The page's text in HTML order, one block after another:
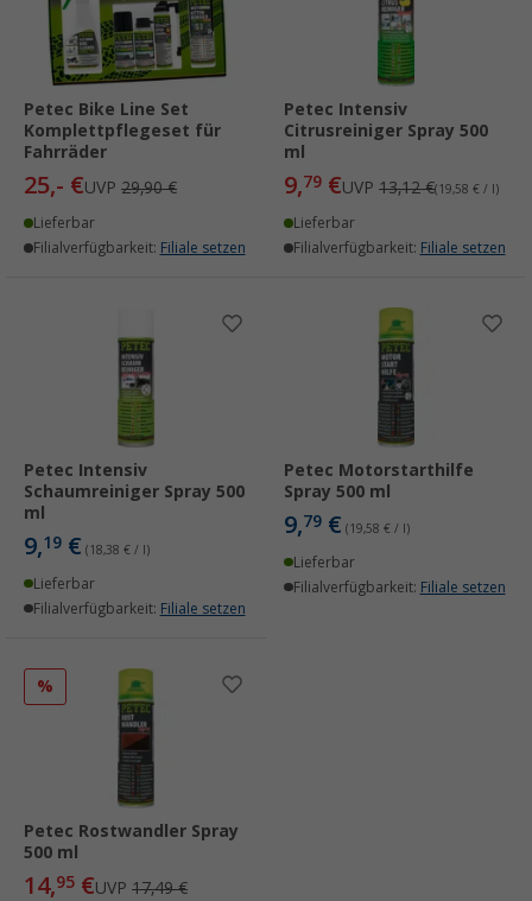
Petec Bike Line Set
Komplettpflegeset für
Fahrräder
25,- €UVP 29,90 €
Lieferbar
Filialverfügbarkeit: Filiale setzen
Petec Intensiv
Citrusreiniger Spray 500
ml
9,79 €UVP 13,12 €(19,58 € / l)
Lieferbar
Filialverfügbarkeit: Filiale setzen
Petec Intensiv
Schaumreiniger Spray 500
ml
9,19 € (18,38 € / l)
Lieferbar
Filialverfügbarkeit: Filiale setzen
Petec Motorstarthilfe
Spray 500 ml
9,79 € (19,58 € / l)
Lieferbar
Filialverfügbarkeit: Filiale setzen
%
Petec Rostwandler Spray
500 ml
14,95 €UVP 17,49 €